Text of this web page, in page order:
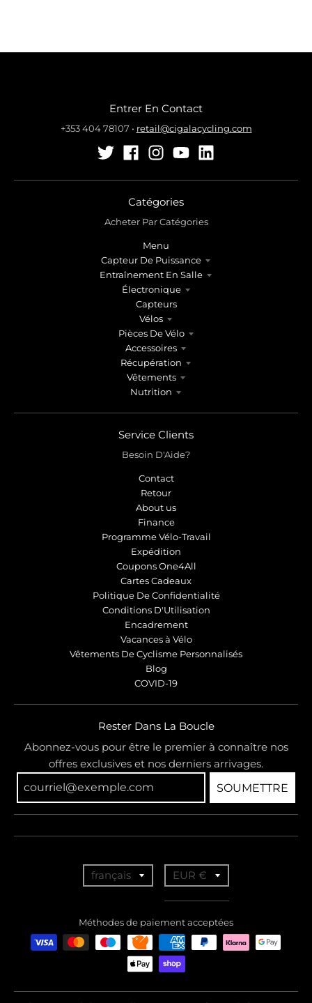
Entrer En Contact
+353 404 78107 • retail@cigalacycling.com
Catégories
Acheter Par Catégories
Menu
Capteur De Puissance
Entraînement En Salle
Électronique
Capteurs
Vélos
Pièces De Vélo
Accessoires
Récupération
Vêtements
Nutrition
Service Clients
Besoin D'Aide?
Contact
Retour
About us
Finance
Programme Vélo-Travail
Expédition
Coupons One4All
Cartes Cadeaux
Politique De Confidentialité
Conditions D'Utilisation
Encadrement
Vacances à Vélo
Vêtements De Cyclisme Personnalisés
Blog
COVID-19
Rester Dans La Boucle
Abonnez-vous pour être le premier à connaître nos
offres exclusives et nos derniers arrivages.
SOUMETTRE
a
n
français
n
s
l
EUR €
Méthodes de paiement acceptées